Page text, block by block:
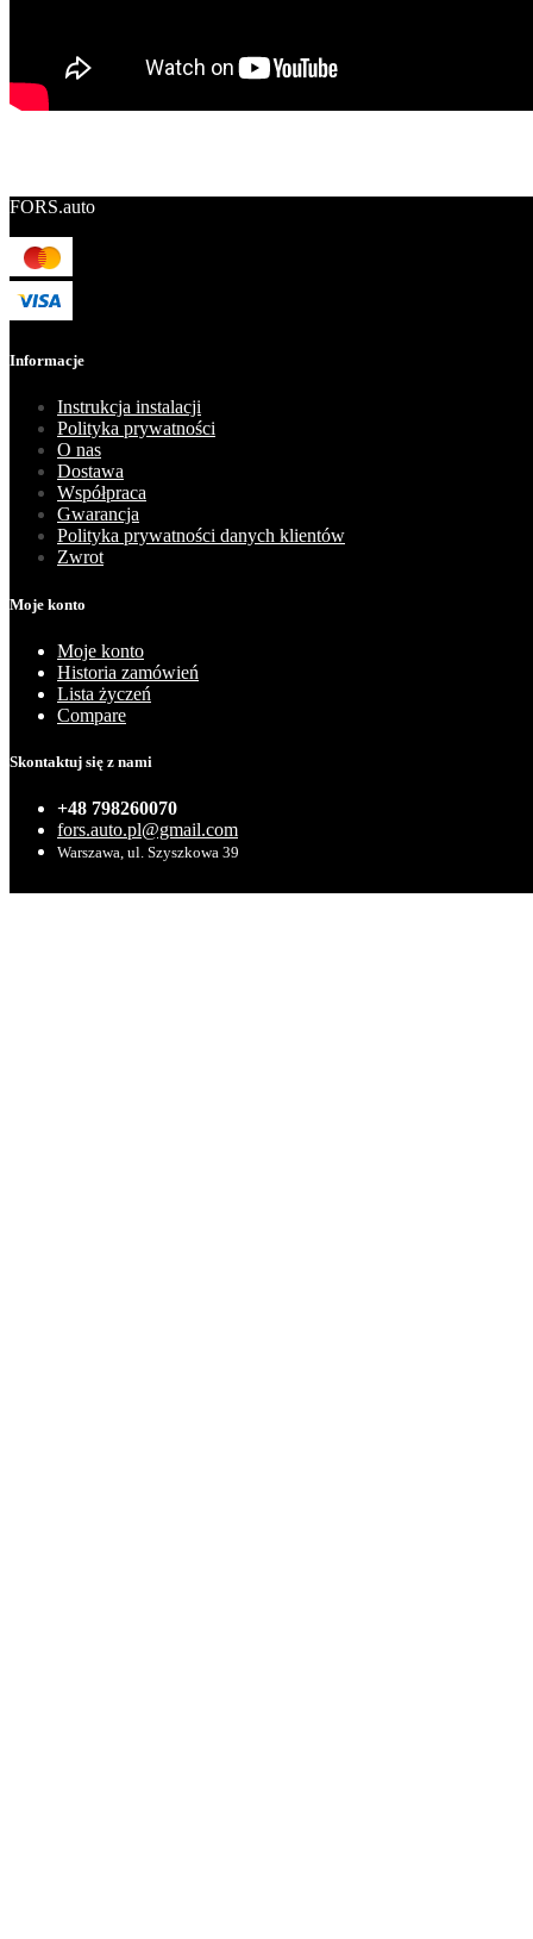
FORS.auto
Informacje
Instrukcja instalacji
Polityka prywatności
O nas
Dostawa
Współpraca
Gwarancja
Polityka prywatności danych klientów
Zwrot
Moje konto
Moje konto
Historia zamówień
Lista życzeń
Compare
Skontaktuj się z nami
+48 798260070
fors.auto.pl@gmail.com
Warszawa, ul. Szyszkowa 39